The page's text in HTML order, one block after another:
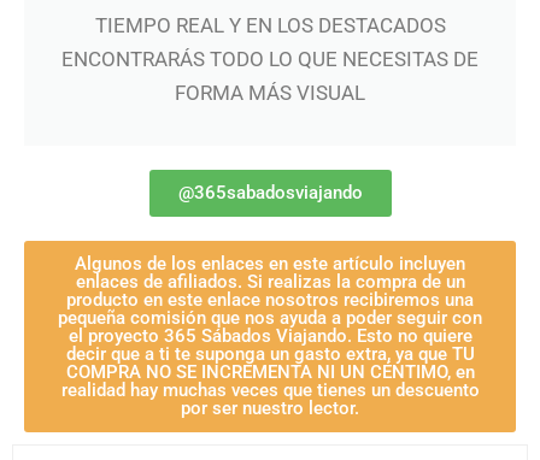
TIEMPO REAL Y EN LOS DESTACADOS
ENCONTRARÁS TODO LO QUE NECESITAS DE
FORMA MÁS VISUAL
@365sabadosviajando
Algunos de los enlaces en este artículo incluyen
enlaces de afiliados. Si realizas la compra de un
producto en este enlace nosotros recibiremos una
pequeña comisión que nos ayuda a poder seguir con
el proyecto 365 Sábados Viajando. Esto no quiere
decir que a ti te suponga un gasto extra, ya que TU
COMPRA NO SE INCREMENTA NI UN CÉNTIMO, en
realidad hay muchas veces que tienes un descuento
por ser nuestro lector.